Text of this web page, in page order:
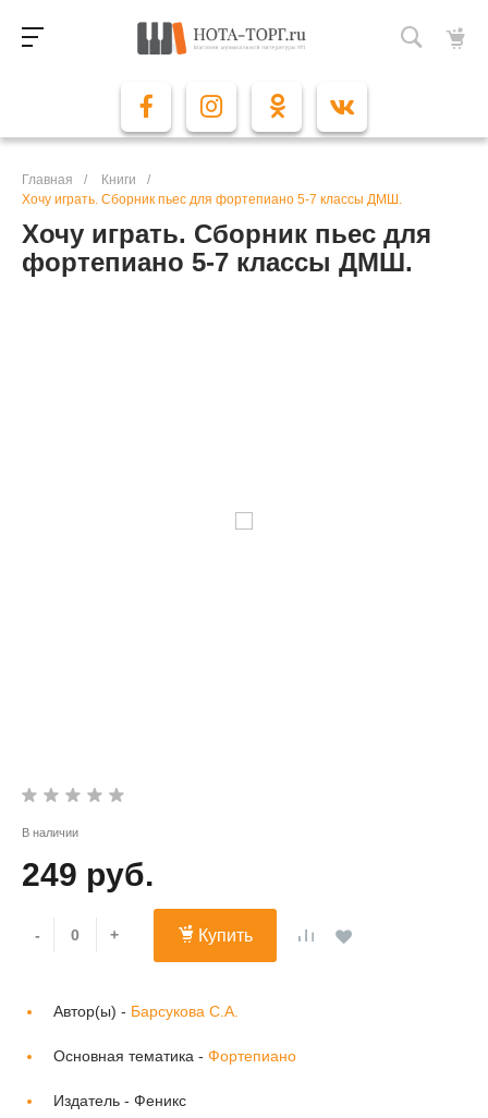
Главная / Книги
/
Хочу играть. Сборник пьес для фортепиано 5-7 классы ДМШ.
Хочу играть. Сборник пьес для
фортепиано 5-7 классы ДМШ.
В наличии
249 руб.
- + Купить
Автор(ы) - Барсукова С.А.
Основная тематика - Фортепиано
Издатель - Феникс